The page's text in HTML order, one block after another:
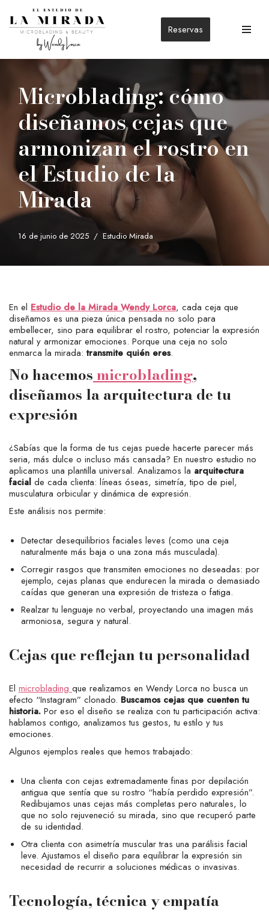
Saltar
contenido
Reservas
Microblading: cómo
diseñamos cejas que
armonizan el rostro en
el Estudio de la
Mirada
16 de junio de 2025 Estudio Mirada
En el Estudio de la Mirada Wendy Lorca, cada ceja que
diseñamos es una pieza única pensada no solo para
embellecer, sino para equilibrar el rostro, potenciar la expresión
natural y armonizar emociones. Porque una ceja no solo
enmarca la mirada:transmite quién eres.
No hacemosmicroblading,
diseñamos la arquitectura de tu
expresión
¿Sabías que la forma de tus cejas puede hacerte parecer más
seria, más dulce o incluso más cansada? En nuestro estudio no
aplicamos una plantilla universal. Analizamos la arquitectura
facial de cada clienta: líneas óseas, simetría, tipo de piel,
musculatura orbicular y dinámica de expresión.
Este análisis nos permite:
Detectar desequilibrios faciales leves (como una ceja
naturalmente más baja o una zona más musculada).
Corregir rasgos que transmiten emociones no deseadas: por
ejemplo, cejas planas que endurecen la mirada o demasiado
caídas que generan una expresión de tristeza o fatiga.
Realzar tu lenguaje no verbal, proyectando una imagen más
armoniosa, segura y natural.
Cejas que reflejan tu personalidad
El microblading que realizamos en Wendy Lorca no busca un
efecto “Instagram” clonado. Buscamos cejas que cuenten tu
historia. Por eso el diseño se realiza con tu participación activa:
hablamos contigo, analizamos tus gestos, tu estilo y tus
emociones.
Algunos ejemplos reales que hemos trabajado:
Una clienta con cejas extremadamente finas por depilación
antigua que sentía que su rostro “había perdido expresión”.
Redibujamos unas cejas más completas pero naturales, lo
que no solo rejuveneció su mirada, sino que recuperó parte
de su identidad.
Otra clienta con asimetría muscular tras una parálisis facial
leve. Ajustamos el diseño para equilibrar la expresión sin
necesidad de recurrir a soluciones médicas o invasivas.
Tecnología, técnica y empatía